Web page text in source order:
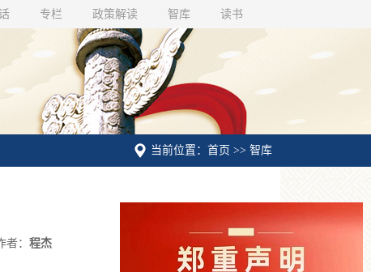
专栏 政策解读 智库 读书
当前位置：首页 >> 智库
： 程杰